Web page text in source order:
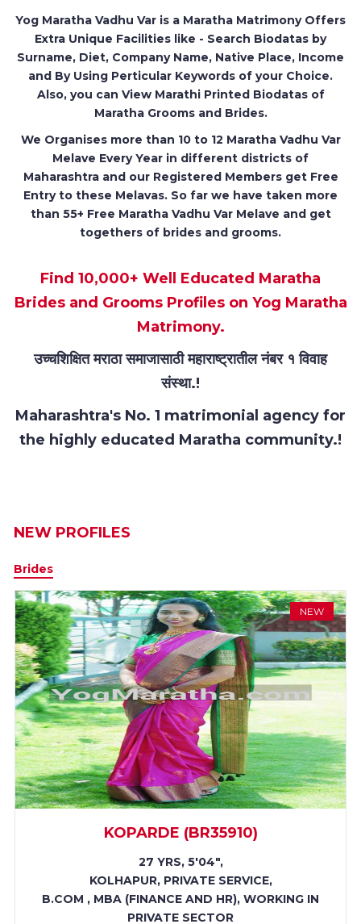
Yog Maratha Vadhu Var is a Maratha Matrimony Offers
Extra Unique Facilities like - Search Biodatas by
Surname, Diet, Company Name, Native Place, Income
and By Using Perticular Keywords of your Choice.
Also, you can View Marathi Printed Biodatas of
Maratha Grooms and Brides.
We Organises more than 10 to 12 Maratha Vadhu Var
Melave Every Year in different districts of
Maharashtra and our Registered Members get Free
Entry to these Melavas. So far we have taken more
than 55+ Free Maratha Vadhu Var Melave and get
togethers of brides and grooms.
Find 10,000+ Well Educated Maratha
Brides and Grooms Profiles on Yog Maratha
Matrimony.
उच्चशिक्षित मराठा समाजासाठी महाराष्ट्रातील नंबर १ विवाह
संस्था.!
Maharashtra's No. 1 matrimonial agency for
the highly educated Maratha community.!
NEW PROFILES
Brides
NEW
KOPARDE (BR35910)
27 YRS, 5'04",
KOLHAPUR, PRIVATE SERVICE,
B.COM , MBA (FINANCE AND HR), WORKING IN
PRIVATE SECTOR